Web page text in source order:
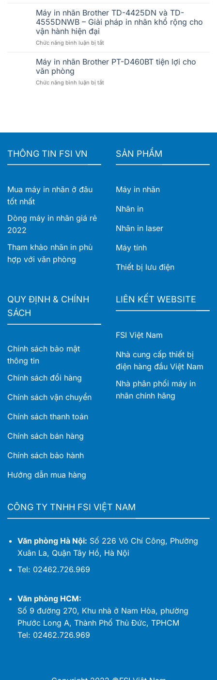
không?
không?
Cách
chọn
in
Brother
cho
TD-
4555DNWB
giải
in
khổ
rộng
doanh
Máy in nhãn Brother TD-4425DN và TD-
4555DNWB – Giải pháp in nhãn khổ rộng cho
vận hành hiện đại
Chức năng bình luận bị tắtở
nhãn
TD-
Giải
nhãn
Máy in nhãn Brother PT-D460BT tiện lợi cho
văn phòng
Chức năng bình luận bị tắtở
D460BT
THÔNG TIN FSI VN
Mua máy in nhãn ở đâu
tốt nhất
Dòng máy in nhãn giá rẻ
2022
Tham khảo nhãn in phù
hợp với văn phòng
SẢN PHẨM
Máy in nhãn
Nhãn in
Nhãn in laser
Máy tính
Thiết bị lưu điện
QUY ĐỊNH & CHÍNH
SÁCH
Chính sách bảo mật
thông tin
Chính sách đổi hàng
Chính sách vận chuyển
Chính sách thanh toán
Chính sách bán hàng
Chính sách bảo hành
Hướng dẫn mua hàng
LIÊN KẾT WEBSITE
FSI Việt Nam
Nhà cung cấp thiết bị
điện hàng đầu Việt Nam
Nhà phân phối máy in
nhãn chính hãng
CÔNG TY TNHH FSI VIỆT NAM
Văn phòng Hà Nội: Số 226 Võ Chí Công, Phường
Xuân La, Quận Tây Hồ, Hà Nội
Tel: 02462.726.969
Văn phòng HCM:
Số 9 đường 270, Khu nhà ở Nam Hòa, phường
Phước Long A, Thành Phố Thủ Đức, TPHCM
Tel: 02462.726.969